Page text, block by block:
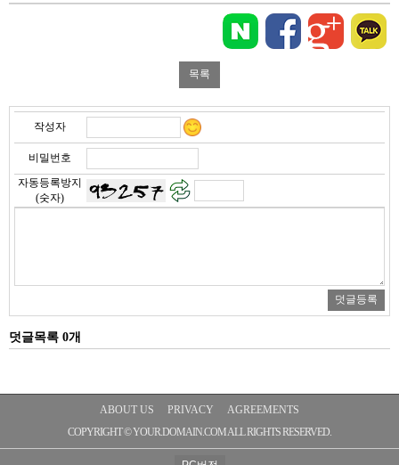
작성자
비밀번호
자동등록방지
(숫자)
덧글목록 0개
ABOUT US PRIVACY
AGREEMENTS
COPYRIGHT © YOUR.DOMAIN.COM ALL RIGHTS RESERVED.